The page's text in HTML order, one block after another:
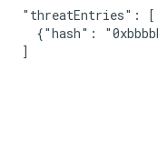
"threatEntries": [
{"hash":
]